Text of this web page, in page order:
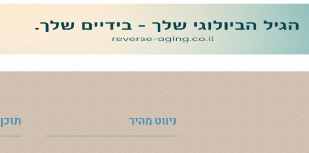
ניווט מהיר תוכן